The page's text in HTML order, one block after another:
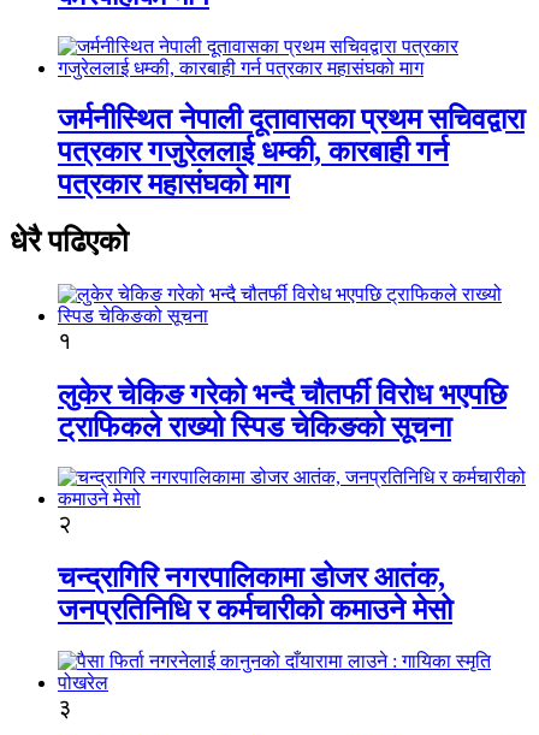
जर्मनीस्थित नेपाली दूतावासका प्रथम सचिवद्वारा
पत्रकार गजुरेललाई धम्की, कारबाही गर्न
पत्रकार महासंघको माग
धेरै पढिएको
१
लुकेर चेकिङ गरेको भन्दै चौतर्फी विरोध भएपछि
ट्राफिकले राख्यो स्पिड चेकिङको सूचना
२
चन्द्रागिरि नगरपालिकामा डोजर आतंक,
जनप्रतिनिधि र कर्मचारीको कमाउने मेसो
३